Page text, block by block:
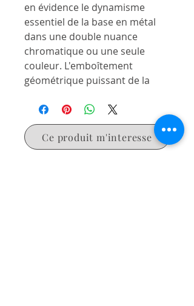
en évidence le dynamisme
essentiel de la base en métal
dans une double nuance
chromatique ou une seule
couleur. L'emboîtement
géométrique puissant de la
du vivant et donne à ce meuble
une personnalité unique.
Dimensions: 180x 90, 200 x
100, 220 x 110, 240 x 110, ou
Ce produit m'interesse